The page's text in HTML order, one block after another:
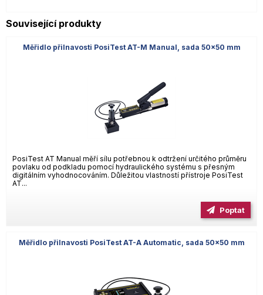
Související produkty
Měřidlo přilnavosti PosiTest AT-M Manual, sada 50x50 mm
PosiTest AT Manual měří sílu potřebnou k odtržení určitého průměru
povlaku od podkladu pomocí hydraulického systému s přesným
digitálním vyhodnocováním. Důležitou vlastností přístroje PosiTest
AT...
Poptat
Měřidlo přilnavosti PosiTest AT-A Automatic, sada 50x50 mm